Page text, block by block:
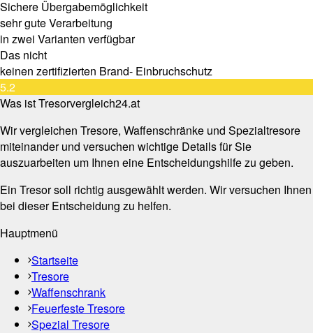
Sichere Übergabemöglichkeit
sehr gute Verarbeitung
in zwei Varianten verfügbar
Das nicht
keinen zertifizierten Brand- Einbruchschutz
5.2
Was ist Tresorvergleich24.at
Wir vergleichen Tresore, Waffenschränke und Spezialtresore
miteinander und versuchen wichtige Details für Sie
auszuarbeiten um Ihnen eine Entscheidungshilfe zu geben.
Ein Tresor soll richtig ausgewählt werden. Wir versuchen Ihnen
bei dieser Entscheidung zu helfen.
Hauptmenü
Startseite
Tresore
Waffenschrank
Feuerfeste Tresore
Spezial Tresore